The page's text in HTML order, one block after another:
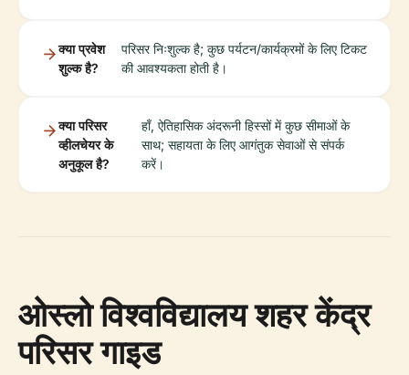
क्या प्रवेश
शुल्क है?
परिसर निःशुल्क है; कुछ पर्यटन/कार्यक्रमों के लिए टिकट
की आवश्यकता होती है।
क्या परिसर
व्हीलचेयर के
अनुकूल है?
हाँ, ऐतिहासिक अंदरूनी हिस्सों में कुछ सीमाओं के
साथ; सहायता के लिए आगंतुक सेवाओं से संपर्क
करें।
ओस्लो विश्वविद्यालय शहर केंद्र
परिसर गाइड